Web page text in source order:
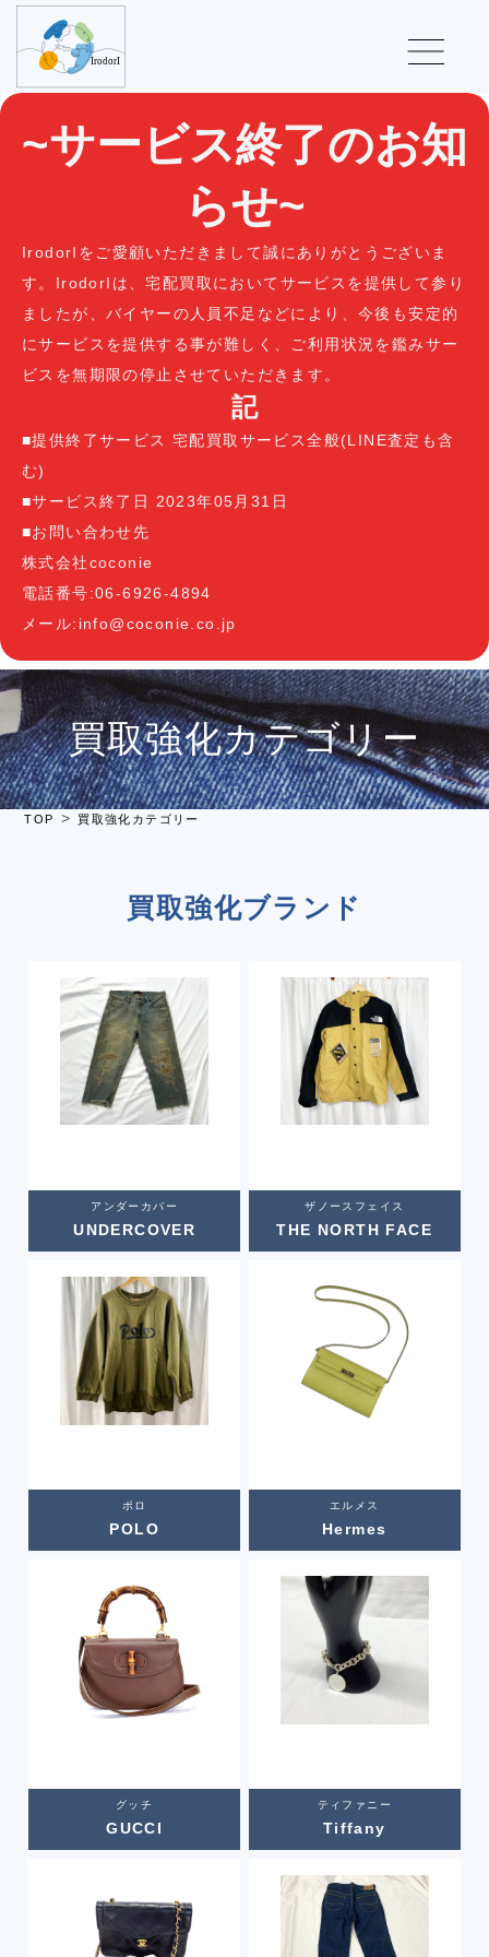
~サービス終了のお知
らせ~
IrodorIをご愛顧いただきまして誠にありがとうございま
す。IrodorIは、宅配買取においてサービスを提供して参り
ましたが、バイヤーの人員不足などにより、今後も安定的
にサービスを提供する事が難しく、ご利用状況を鑑みサー
ビスを無期限の停止させていただきます。
記
■提供終了サービス 宅配買取サービス全般(LINE査定も含
む)
■サービス終了日 2023年05月31日
■お問い合わせ先
株式会社coconie
電話番号:06-6926-4894
メール:info@coconie.co.jp
買取強化カテゴリー
TOP 買取強化カテゴリー
買取強化ブランド
アンダーカバー
UNDERCOVER
ザノースフェイス
THE NORTH FACE
ポロ
POLO
エルメス
Hermes
グッチ
GUCCI
ティファニー
Tiffany